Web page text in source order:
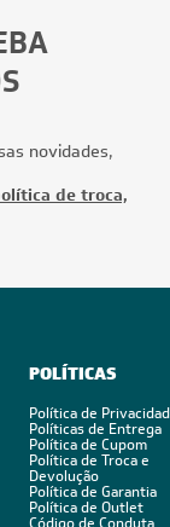
novidades,
de troca,
POLÍTICAS
Política de
Políticas de Entrega
Política de Cupom
Política de Troca e
Devolução
Política de Garantia
Política de Outlet